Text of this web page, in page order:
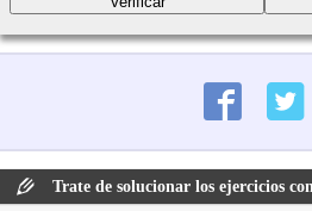
Trate de solucionar los ejercicios